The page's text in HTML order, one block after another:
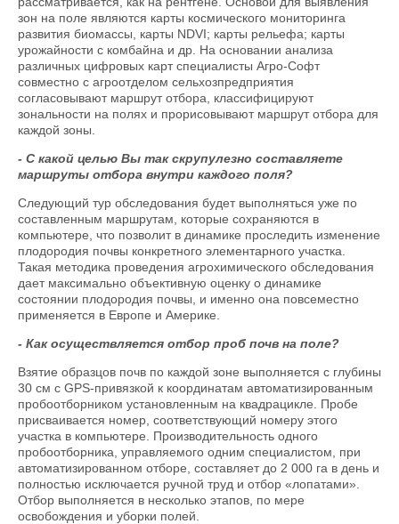
зон на поле являются карты космического мониторинга
развития биомассы, карты NDVI; карты рельефа; карты
урожайности с комбайна и др. На основании анализа
различных цифровых карт специалисты Агро-Софт
совместно с агроотделом сельхозпредприятия
согласовывают маршрут отбора, классифицируют
зональности на полях и прорисовывают маршрут отбора для
каждой зоны.
- С какой целью Вы так скрупулезно составляете
маршруты отбора внутри каждого поля?
Следующий тур обследования будет выполняться уже по
составленным маршрутам, которые сохраняются в
компьютере, что позволит в динамике проследить изменение
плодородия почвы конкретного элементарного участка.
Такая методика проведения агрохимического обследования
дает максимально объективную оценку о динамике
состоянии плодородия почвы, и именно она повсеместно
применяется в Европе и Америке.
- Как осуществляется отбор проб почв на поле?
Взятие образцов почв по каждой зоне выполняется с глубины
30 см с GPS-привязкой к координатам автоматизированным
пробоотборником установленным на квадрацикле. Пробе
присваивается номер, соответствующий номеру этого
участка в компьютере. Производительность одного
пробоотборника, управляемого одним специалистом, при
автоматизированном отборе, составляет до 2 000 га в день и
полностью исключается ручной труд и отбор «лопатами».
Отбор выполняется в несколько этапов, по мере
освобождения и уборки полей.